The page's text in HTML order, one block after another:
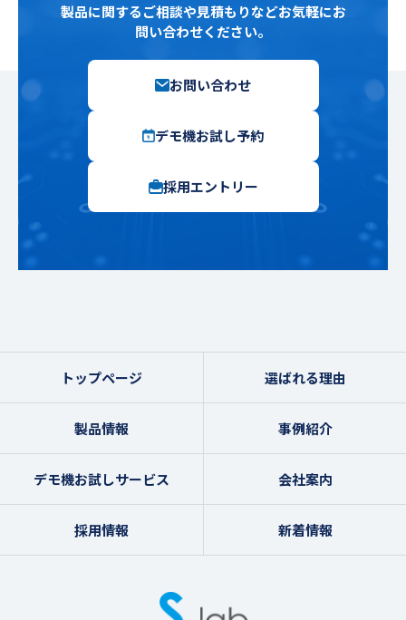
製品に関するご相談や見積もりなどお気軽にお
問い合わせください。
お問い合わせ
デモ機お試し予約
採用エントリー
トップページ 選ばれる理由
製品情報 事例紹介
デモ機お試しサービス 会社案内
採用情報 新着情報